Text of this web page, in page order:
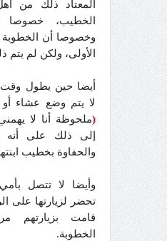
المعتاد ذلك من
الخطيب، خصوصا
وخصوصا أن الخطوبة
الأولى، ولكن لم يتم
أيضا حين يطول وقت
لا يتم وضع عشاء أو
(ملحوظة أنا لا
إلى ذلك على أنه
والحفاوة بخطيب
وأيضا لا تتصل
تحضر لزيارتها على
قامت بزيارتهم
الخطوبة.